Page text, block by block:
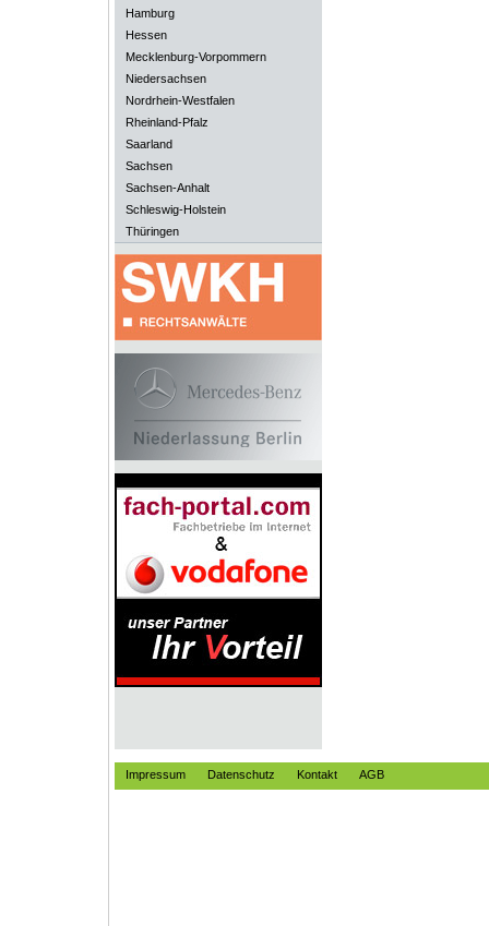
Hamburg
Hessen
Mecklenburg-Vorpommern
Niedersachsen
Nordrhein-Westfalen
Rheinland-Pfalz
Saarland
Sachsen
Sachsen-Anhalt
Schleswig-Holstein
Thüringen
Impressum Datenschutz Kontakt AGB